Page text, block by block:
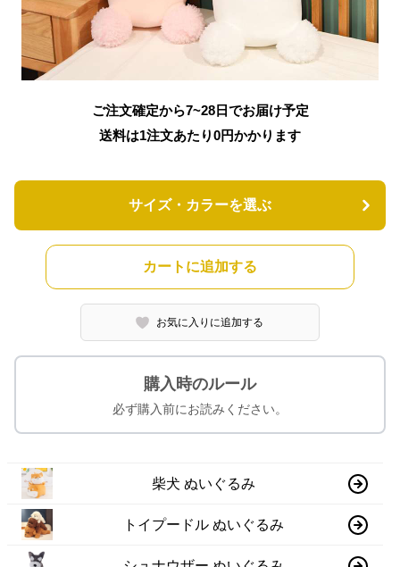
ご注文確定から7~28日でお届け予定
送料は1注文あたり0円かかります
サイズ・カラーを選ぶ
カートに追加する
お気に入りに追加する
購入時のルール
必ず購入前にお読みください。
柴犬 ぬいぐるみ
トイプードル ぬいぐるみ